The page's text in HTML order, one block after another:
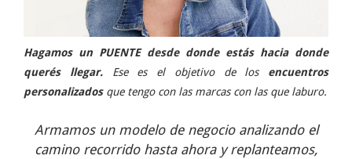
Hagamos un PUENTE desde donde estás hacia donde
querés llegar. Ese es el objetivo de los encuentros
personalizadosque tengo con las marcas con las que laburo.
Armamos un modelo de negocio analizando el
camino recorrido hasta ahora y replanteamos,